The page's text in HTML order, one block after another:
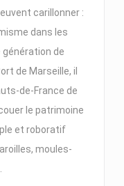
carillonner :
dans les
génération de
de ­Marseille, il
de‑France de
le patrimoine
et roboratif
moules-